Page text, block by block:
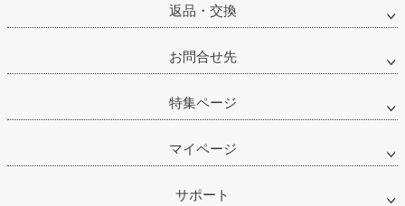
返品・交換
お問合せ先
特集ページ
マイページ
サポート